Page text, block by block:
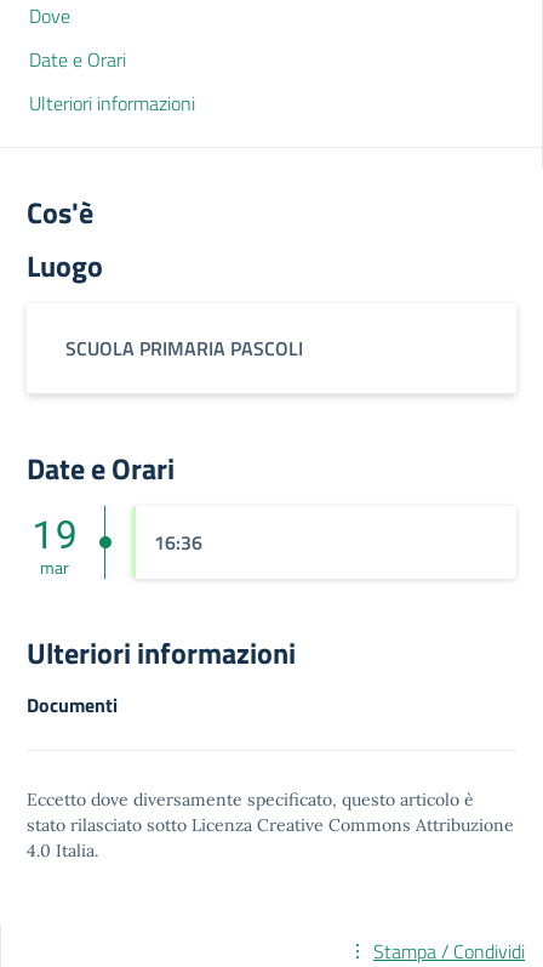
Dove
Date e Orari
Ulteriori informazioni
Cos'è
Luogo
SCUOLA PRIMARIA PASCOLI
Date e Orari
19
mar
16:36
Ulteriori informazioni
Documenti
Eccetto dove diversamente specificato, questo articolo è
stato rilasciato sotto Licenza Creative Commons Attribuzione
4.0 Italia.
Stampa / Condividi